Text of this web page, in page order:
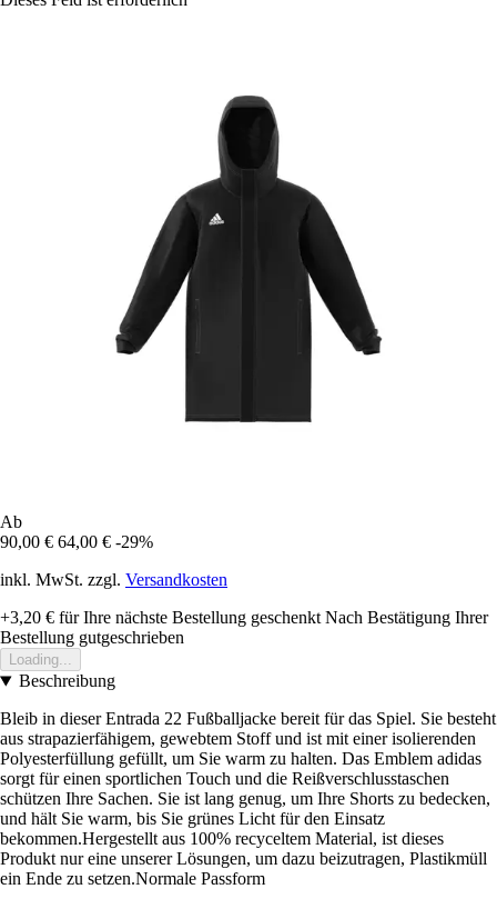
Ab
90,00 € 64,00 € -29%
inkl. MwSt. zzgl. Versandkosten
+3,20 € für Ihre nächste Bestellung geschenkt Nach Bestätigung Ihrer
Bestellung gutgeschrieben
Loading...
Beschreibung
Bleib in dieser Entrada 22 Fußballjacke bereit für das Spiel. Sie besteht
aus strapazierfähigem, gewebtem Stoff und ist mit einer isolierenden
Polyesterfüllung gefüllt, um Sie warm zu halten. Das Emblem adidas
sorgt für einen sportlichen Touch und die Reißverschlusstaschen
schützen Ihre Sachen. Sie ist lang genug, um Ihre Shorts zu bedecken,
und hält Sie warm, bis Sie grünes Licht für den Einsatz
bekommen.Hergestellt aus 100% recyceltem Material, ist dieses
Produkt nur eine unserer Lösungen, um dazu beizutragen, Plastikmüll
ein Ende zu setzen.Normale Passform